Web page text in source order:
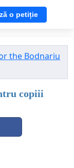
o petiție
the Bodnariu
copiii